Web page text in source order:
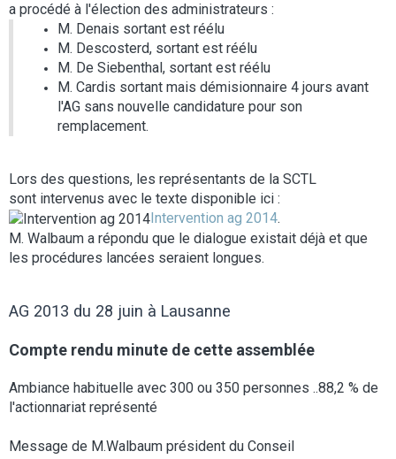
a procédé à l'élection des administrateurs :
M. Denais sortant est réélu
M. Descosterd, sortant est réélu
M. De Siebenthal, sortant est réélu
M. Cardis sortant mais démisionnaire 4 jours avant
l'AG sans nouvelle candidature pour son
remplacement.
Lors des questions, les représentants de la SCTL
sont intervenus avec le texte disponible ici :
Intervention ag 2014.
M. Walbaum a répondu que le dialogue existait déjà et que
les procédures lancées seraient longues.
AG 2013 du 28 juin à Lausanne
Compte rendu minute de cette assemblée
Ambiance habituelle avec 300 ou 350 personnes ..88,2 % de
l'actionnariat représenté
Message de M.Walbaum président du Conseil